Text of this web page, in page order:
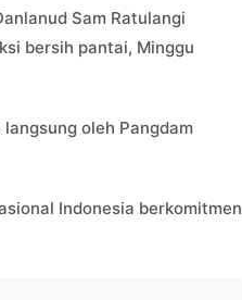
Sam Ratulangi
bersih pantai, Minggu
oleh Pangdam
Indonesia berkomitmen